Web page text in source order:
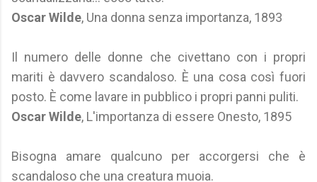
Oscar Wilde, Una donna senza importanza, 1893
Il numero delle donne che civettano con i propri
mariti è davvero scandaloso. È una cosa così fuori
posto. È come lavare in pubblico i propri panni puliti.
Oscar Wilde, L'importanza di essere Onesto, 1895
Bisogna amare qualcuno per accorgersi che è
scandaloso che una creatura muoia.